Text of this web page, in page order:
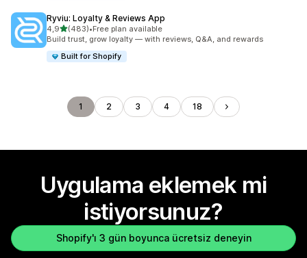
Ryviu: Loyalty & Reviews App
4,95 yıldız üzerinden
(483)
toplam 483 değerlendirme
•Free plan available
Build trust, grow loyalty — with reviews, Q&A, and rewards
Built for Shopify
1 2 3 4 18
Uygulama eklemek mi
istiyorsunuz?
Shopify'ı 3 gün boyunca ücretsiz deneyin